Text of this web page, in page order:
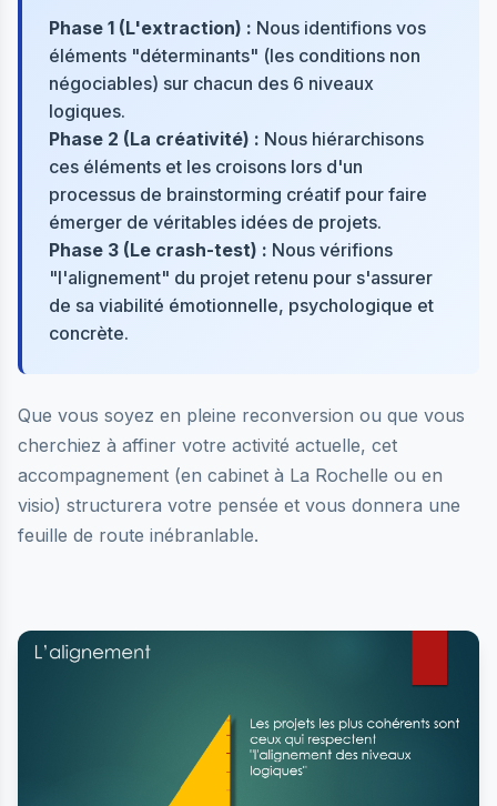
Phase 1 (L'extraction) : Nous identifions vos
éléments "déterminants" (les conditions non
négociables) sur chacun des 6 niveaux
logiques.
Phase 2 (La créativité) : Nous hiérarchisons
ces éléments et les croisons lors d'un
processus de brainstorming créatif pour faire
émerger de véritables idées de projets.
Phase 3 (Le crash-test) : Nous vérifions
"l'alignement" du projet retenu pour s'assurer
de sa viabilité émotionnelle, psychologique et
concrète.
Que vous soyez en pleine reconversion ou que vous
cherchiez à affiner votre activité actuelle, cet
accompagnement (en cabinet à La Rochelle ou en
visio) structurera votre pensée et vous donnera une
feuille de route inébranlable.